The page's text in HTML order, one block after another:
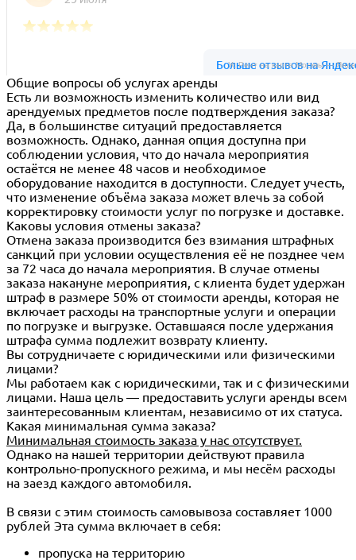
Ус Рент на карте Москвы —
Общие вопросы об услугах аренды
Есть ли возможность изменить количество или вид
арендуемых предметов после подтверждения заказа?
Да, в большинстве ситуаций предоставляется
возможность. Однако, данная опция доступна при
соблюдении условия, что до начала мероприятия
остаётся не менее 48 часов и необходимое
оборудование находится в доступности. Следует учесть,
что изменение объёма заказа может влечь за собой
корректировку стоимости услуг по погрузке и доставке.
Каковы условия отмены заказа?
Отмена заказа производится без взимания штрафных
санкций при условии осуществления её не позднее чем
за 72 часа до начала мероприятия. В случае отмены
заказа накануне мероприятия, с клиента будет удержан
штраф в размере 50% от стоимости аренды, которая не
включает расходы на транспортные услуги и операции
по погрузке и выгрузке. Оставшаяся после удержания
штрафа сумма подлежит возврату клиенту.
Вы сотрудничаете с юридическими или физическими
лицами?
Мы работаем как с юридическими, так и с физическими
лицами. Наша цель — предоставить услуги аренды всем
заинтересованным клиентам, независимо от их статуса.
Какая минимальная сумма заказа?
Минимальная стоимость заказа у нас отсутствует.
Однако на нашей территории действуют правила
контрольно-пропускного режима, и мы несём расходы
на заезд каждого автомобиля.
В связи с этим стоимость самовывоза составляет 1000
рублей Эта сумма включает в себя:
пропуска на территорию